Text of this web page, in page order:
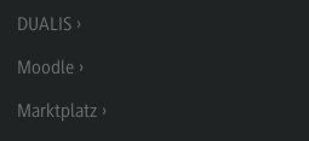
DUALIS
Moodle
Marktplatz